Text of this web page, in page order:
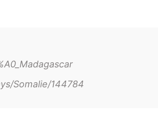
Somalie/144784